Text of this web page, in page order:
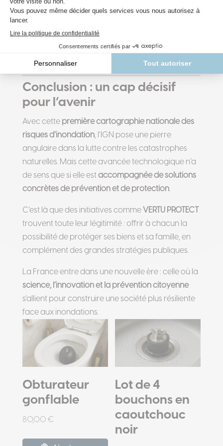
Les inondations en France ne pourront jamais être
totalement évitées. Mais elles peuvent être
anticipées, mieux gérées, et moins destructrices
Conclusion : un cap décisif
pour l’avenir
Avec cette première cartographie nationale des
risques d’inondation, l’IGN pose une pierre
angulaire dans la lutte contre les catastrophes
naturelles. Mais cette avancée technologique n’a
de sens que si elle est accompagnée de solutions
concrètes de prévention et de protection.
C’est là que des initiatives comme VERTU PROTECT
trouvent toute leur légitimité : offrir à chacun la
possibilité de protéger ses biens et sa famille, en
complément des grandes stratégies publiques.
La France entre dans une nouvelle ère : celle où la
science, l’innovation et la prévention citoyenne
s’allient pour construire une société plus résiliente
face aux inondations.
Obturateur
gonflable
80,00 €
Lot de 4
bouchons en
caoutchouc
noir